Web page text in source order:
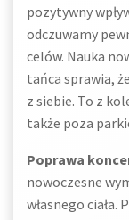
pozytywny
odczuwamy
celów. Nauka
tańca sprawia,
z siebie. To z
także poza
Poprawa
nowoczesne
własnego ciała.